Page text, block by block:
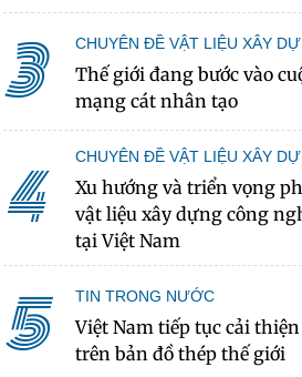
3 CHUYÊN ĐỀ VẬT LIỆU XÂY
Thế giới đang bước vào
mạng cát nhân tạo
4 CHUYÊN ĐỀ VẬT LIỆU XÂY
Xu hướng và triển vọng
vật liệu xây dựng công
tại Việt Nam
5 TIN TRONG NƯỚC
Việt Nam tiếp tục cải
trên bản đồ thép thế giới